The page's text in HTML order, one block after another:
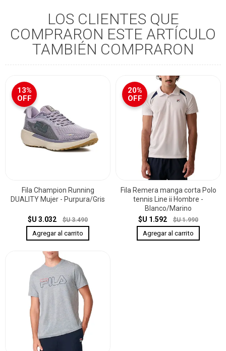
LOS CLIENTES QUE
COMPRARON ESTE ARTÍCULO
TAMBIÉN COMPRARON
13%
OFF
Fila Champion Running
DUALITY Mujer - Purpura/Gris
$U 3.032 $U 3.490
20%
OFF
Fila Remera manga corta Polo
tennis Line ii Hombre -
Blanco/Marino
$U 1.592
$U 1.990